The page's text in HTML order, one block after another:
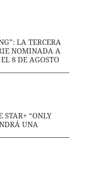
LA TERCERA
NOMINADA A
8 DE AGOSTO
STAR+ “ONLY
UNA